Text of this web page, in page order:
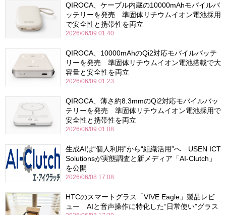
QIROCA、ケーブル内蔵の10000mAhモバイルバ
ッテリーを発売 準固体リチウムイオン電池採用
で安全性と携帯性を両立
2026/06/09 01:40
QIROCA、10000mAhのQi2対応モバイルバッテ
リーを発売 準固体リチウムイオン電池搭載で大
容量と安全性を両立
2026/06/09 01:23
QIROCA、薄さ約8.3mmのQi2対応モバイルバッ
テリーを発売 準固体リチウムイオン電池採用で
安全性と携帯性を両立
2026/06/09 01:08
生成AIは“個人利用”から“組織活用”へ USEN ICT
Solutionsが実態調査と新メディア「AI-Clutch」
を公開
2026/06/08 17:08
HTCのスマートグラス「VIVE Eagle」製品レビ
ュー AIと音声操作に特化した“日常使い”グラス